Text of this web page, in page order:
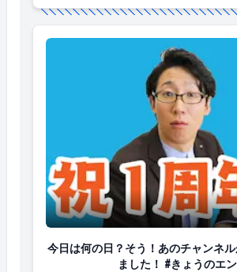
今日は何の日？そう！あのチャ
今日は何の日？そう！あのチャンネ
ました！ #きょうのエン